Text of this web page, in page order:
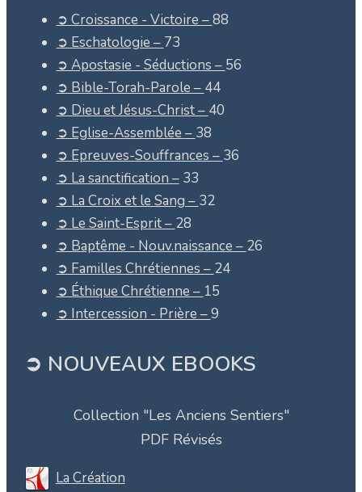
➲ Croissance - Victoire –88
➲ Eschatologie – 73
➲ Apostasie - Séductions – 56
➲ Bible-Torah-Parole – 44
➲ Dieu et Jésus-Christ – 40
➲ Eglise-Assemblée – 38
➲ Epreuves-Souffrances – 36
➲ La sanctification – 33
➲ La Croix et le Sang – 32
➲ Le Saint-Esprit – 28
➲ Baptême - Nouv.naissance – 26
➲ Familles Chrétiennes – 24
➲ Éthique Chrétienne – 15
➲ Intercession - Prière –9
➲ NOUVEAUX EBOOKS
Collection "Les Anciens Sentiers"
PDF Révisés
La Création